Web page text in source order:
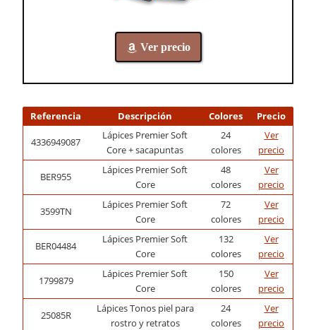
Ver precio
Referencia Descripción Colores Precio
4336949087
Lápices Premier Soft
Core + sacapuntas
24
colores
Ver
precio
BER955
Lápices Premier Soft
Core
48
colores
Ver
precio
3599TN
Lápices Premier Soft
Core
72
colores
Ver
precio
BER04484
Lápices Premier Soft
Core
132
colores
Ver
precio
1799879
Lápices Premier Soft
Core
150
colores
Ver
precio
25085R
Lápices Tonos piel para
rostro y retratos
24
colores
Ver
precio